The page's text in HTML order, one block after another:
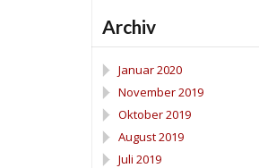
Archiv
Januar 2020
November 2019
Oktober 2019
August 2019
Juli 2019